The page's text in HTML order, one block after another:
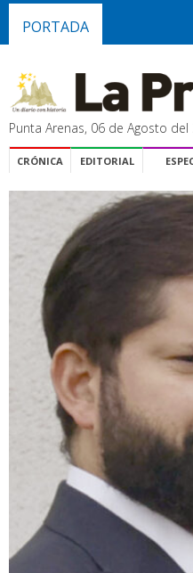
PORTADA
Punta Arenas, 06 de Agosto del
CRÓNICA EDITORIAL